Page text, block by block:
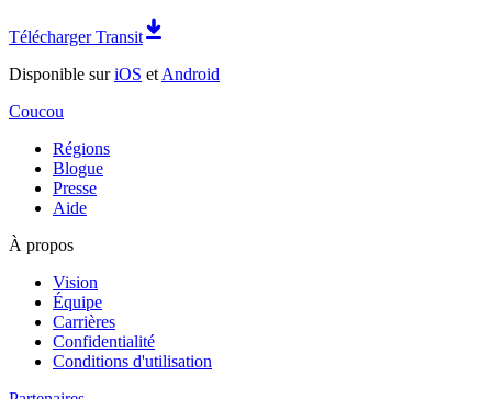
Télécharger Transit
Disponible suriOS et Android
Coucou
Régions
Blogue
Presse
Aide
À propos
Vision
Équipe
Carrières
Confidentialité
Conditions d'utilisation